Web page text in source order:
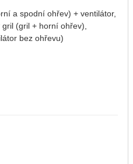
a spodní ohřev) + ventilátor,
(gril + horní ohřev),
bez ohřevu)